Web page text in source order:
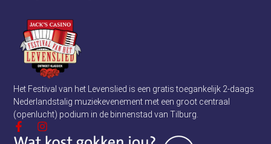
Het Festival van het Levenslied is een gratis toegankelijk 2-daags
Nederlandstalig muziekevenement met een groot centraal
(openlucht) podium in de binnenstad van Tilburg.